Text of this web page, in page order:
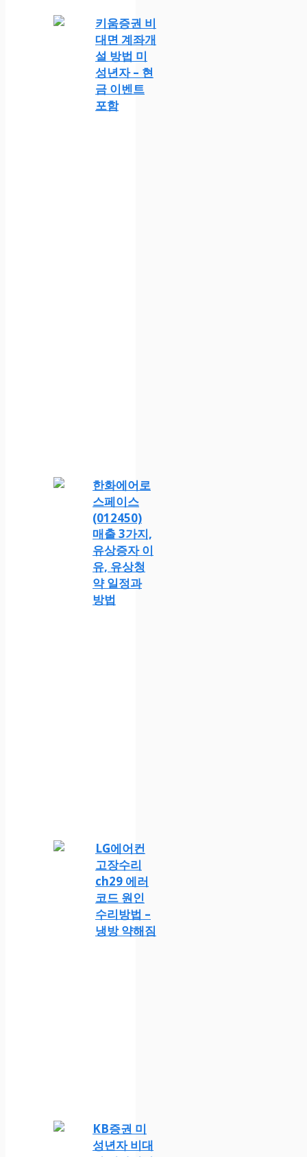
키움증권 비
대면 계좌개
설 방법 미
성년자 – 현
금 이벤트
포함
한화에어로
스페이스
(012450)
매출 3가지,
유상증자 이
유, 유상청
약 일정과
방법
LG에어컨
고장수리
ch29 에러
코드 원인
수리방법 –
냉방 약해짐
KB증권 미
성년자 비대